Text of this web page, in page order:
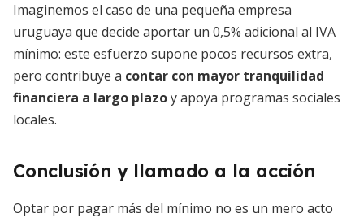
Imaginemos el caso de una pequeña empresa
uruguaya que decide aportar un 0,5% adicional al IVA
mínimo: este esfuerzo supone pocos recursos extra,
pero contribuye a contar con mayor tranquilidad
financiera a largo plazoy apoya programas sociales
locales.
Conclusión y llamado a la acción
Optar por pagar más del mínimo no es un mero acto